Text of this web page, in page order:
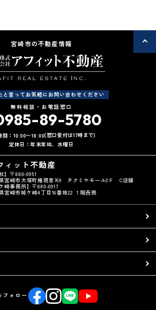
宮崎市の不動産情報
と言ってお気軽にお問い合わせください
無料相談・お電話窓口
89-5780
間：10:00〜18:00(窓口受付は17時まで)
定休日：年末年始、水曜日
ィット不動産
】〒880-0951
宮崎市大塚町権現昔769 タクミヤモール2Ｆ C店舗
ケ崎事務所】〒880-0917
宮崎市城ケ崎4丁目16番地22 １階西側
フォロー